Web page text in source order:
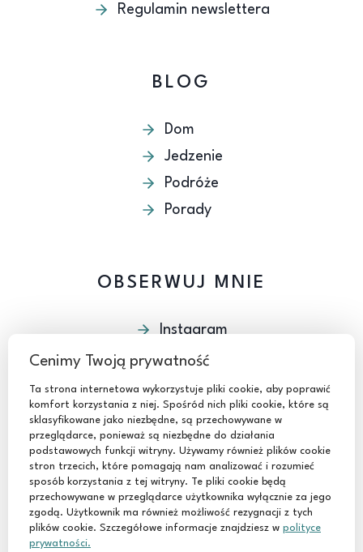
Regulamin newslettera
BLOG
Dom
Jedzenie
Podróże
Porady
OBSERWUJ MNIE
Instagram
Facebook
Youtube
TikTok
© 2024 Basia Szmydt
Cenimy Twoją prywatność
Ta strona internetowa wykorzystuje pliki cookie, aby poprawić
komfort korzystania z niej. Spośród nich pliki cookie, które są
sklasyfikowane jako niezbędne, są przechowywane w
przeglądarce, ponieważ są niezbędne do działania
podstawowych funkcji witryny. Używamy również plików cookie
stron trzecich, które pomagają nam analizować i rozumieć
sposób korzystania z tej witryny. Te pliki cookie będą
przechowywane w przeglądarce użytkownika wyłącznie za jego
zgodą. Użytkownik ma również możliwość rezygnacji z tych
plików cookie. Szczegółowe informacje znajdziesz w polityce
prywatności.